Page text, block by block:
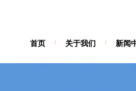
首页 / 关于我们 / 新闻